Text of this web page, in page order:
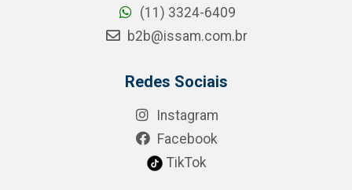
(11) 3324-6409
b2b@issam.com.br
Redes Sociais
Instagram
Facebook
TikTok